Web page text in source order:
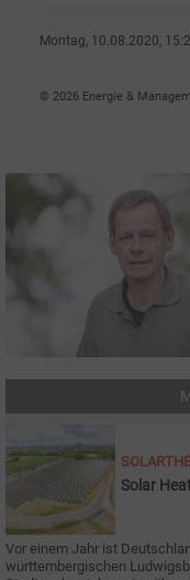
Montag, 10.08.2020,
© 2026 Energie &
Solar
Vor einem Jahr ist
württembergischen